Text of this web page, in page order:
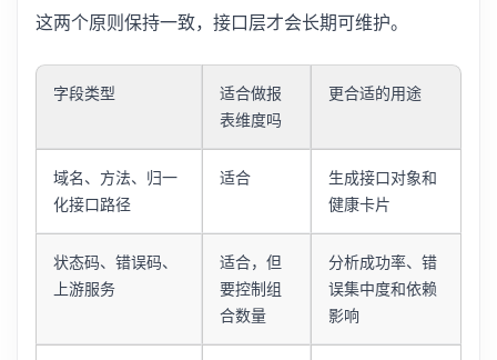
这两个原则保持一致，接口层才会长期可维护。
字段类型
适合做报
表维度吗
更合适的用途
域名、方法、归一
化接口路径
适合
生成接口对象和
健康卡片
状态码、错误码、
上游服务
适合，但
要控制组
合数量
分析成功率、错
误集中度和依赖
影响